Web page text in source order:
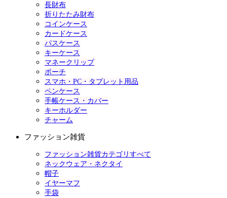
長財布
折りたたみ財布
コインケース
カードケース
パスケース
キーケース
マネークリップ
ポーチ
スマホ・PC・タブレット用品
ペンケース
手帳ケース・カバー
キーホルダー
チャーム
ファッション雑貨
ファッション雑貨カテゴリすべて
ネックウェア・ネクタイ
帽子
イヤーマフ
手袋